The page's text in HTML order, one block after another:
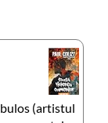
(artistul